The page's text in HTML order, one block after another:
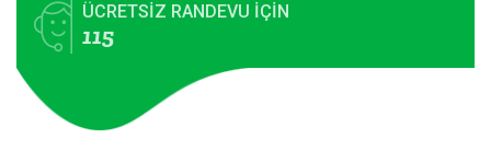
ÜCRETSİZ RANDEVU İÇİN
115